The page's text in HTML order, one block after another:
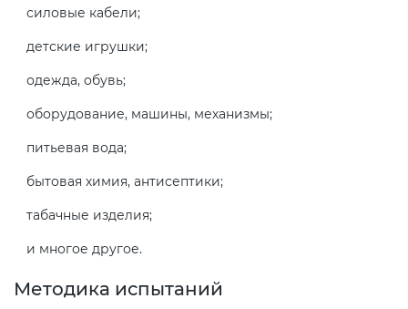
силовые кабели;
детские игрушки;
одежда, обувь;
оборудование, машины, механизмы;
питьевая вода;
бытовая химия, антисептики;
табачные изделия;
и многое другое.
Методика испытаний
оборудования (ТР ТС 010)
индивидуальной защиты (ТР ТС
019)
регламенты